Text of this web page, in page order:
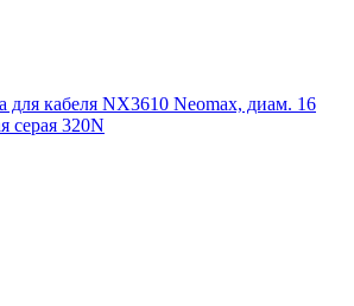
для кабеля NX3610 Neomax, диам. 16
серая 320N